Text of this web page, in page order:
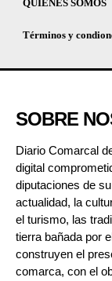
QUIÉNES SOMOS
Términos y
SOBRE
Diario Comarcal
digital
diputaciones de
actualidad, la
el turismo, las
tierra bañada por
construyen el
comarca, con el